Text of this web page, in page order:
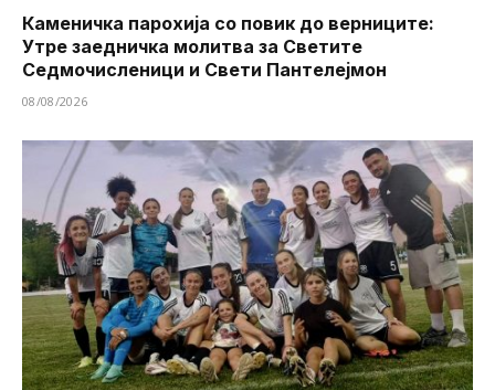
Каменичка парохија со повик до верниците:
Утре заедничка молитва за Светите
Седмочисленици и Свети Пантелејмон
08/08/2026